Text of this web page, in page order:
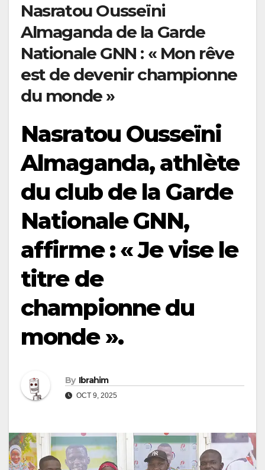
Nasratou Ousseïni
Almaganda de la Garde
Nationale GNN : « Mon rêve
est de devenir championne
du monde »
Nasratou Ousseïni
Almaganda, athlète
du club de la Garde
Nationale GNN,
affirme : « Je vise le
titre de
championne du
monde ».
By Ibrahim
OCT 9, 2025